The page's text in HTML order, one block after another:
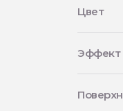
Цвет
Эффект